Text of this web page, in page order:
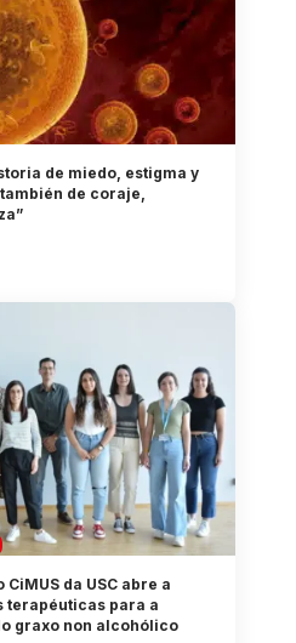
de miedo, estigma y
de coraje,
da USC abre a
terapéuticas para a
graxo non alcohólico